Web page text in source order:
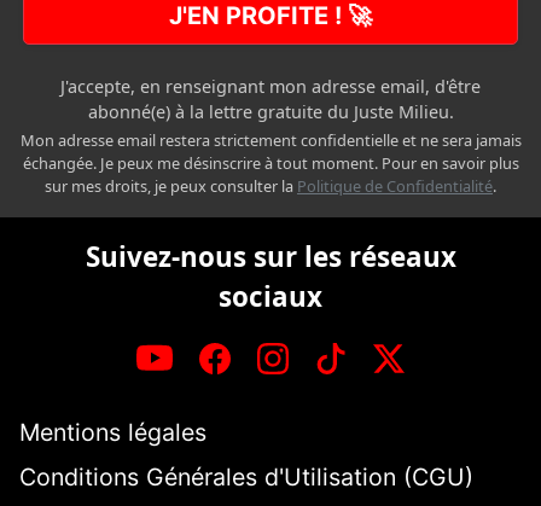
J'EN PROFITE ! 🚀
J'accepte, en renseignant mon adresse email, d'être
abonné(e) à la lettre gratuite du Juste Milieu.
Mon adresse email restera strictement confidentielle et ne sera jamais
échangée. Je peux me désinscrire à tout moment. Pour en savoir plus
sur mes droits, je peux consulter la Politique de Confidentialité.
Suivez-nous sur les réseaux
sociaux
Mentions légales
Conditions Générales d'Utilisation (CGU)